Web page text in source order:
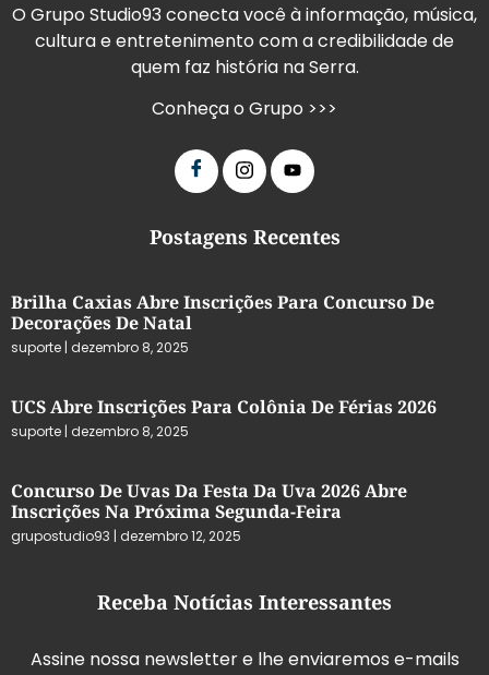
O Grupo Studio93 conecta você à informação, música,
cultura e entretenimento com a credibilidade de
quem faz história na Serra.
Conheça o Grupo >>>
Postagens Recentes
Brilha Caxias Abre Inscrições Para Concurso De
Decorações De Natal
suporte dezembro 8, 2025
UCS Abre Inscrições Para Colônia De Férias 2026
suporte dezembro 8, 2025
Concurso De Uvas Da Festa Da Uva 2026 Abre
Inscrições Na Próxima Segunda-Feira
grupostudio93 dezembro 12, 2025
Receba Notícias Interessantes
Assine nossa newsletter e lhe enviaremos e-mails